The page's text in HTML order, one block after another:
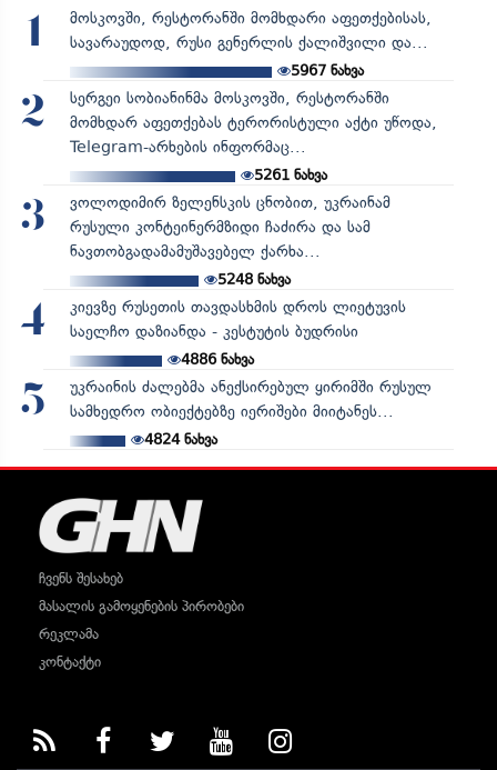
1
მოსკოვში, რესტორანში მომხდარი აფეთქებისას,
სავარაუდოდ, რუსი გენერლის ქალიშვილი და...
5967 ნახვა
2
სერგეი სობიანინმა მოსკოვში, რესტორანში
მომხდარ აფეთქებას ტერორისტული აქტი უწოდა,
Telegram-არხების ინფორმაც...
5261ნახვა
3
ვოლოდიმირ ზელენსკის ცნობით, უკრაინამ
რუსული კონტეინერმზიდი ჩაძირა და სამ
ნავთობგადამამუშავებელ ქარხა...
5248ნახვა
4
კიევზე რუსეთის თავდასხმის დროს ლიეტუვის
საელჩო დაზიანდა - კესტუტის ბუდრისი
4886ნახვა
5
უკრაინის ძალებმა ანექსირებულ ყირიმში რუსულ
სამხედრო ობიექტებზე იერიშები მიიტანეს...
4824ნახვა
ჩვენს შესახებ
მასალის გამოყენების პირობები
რეკლამა
კონტაქტი